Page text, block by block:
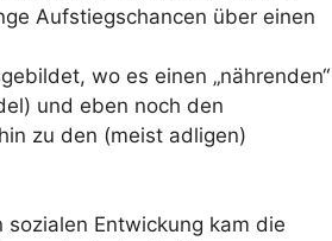
Aufstiegschancen über einen
wo es einen „nährenden“
und eben noch den
zu den (meist adligen)
Entwickung kam die